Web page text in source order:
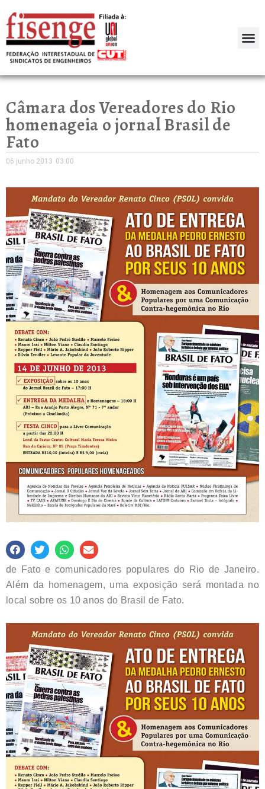
Câmara dos Vereadores do Rio
homenageia o jornal Brasil de
Fato
06 junho 2013 03:00
de Fato e comunicadores populares do Rio de Janeiro.
Além da homenagem, uma exposição será montada no
local sobre os 10 anos do Brasil de Fato.